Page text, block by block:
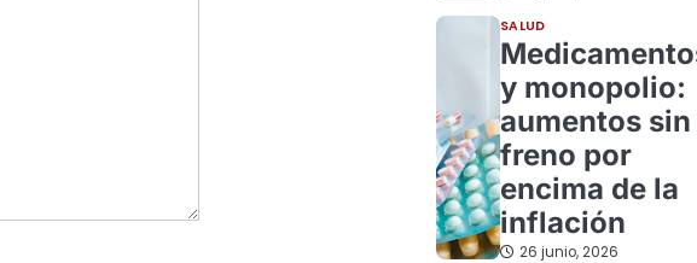
SALUD
y monopolio:
aumentos sin
freno por
encima de la
inflación
26 junio, 2026